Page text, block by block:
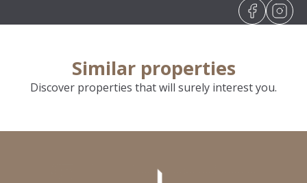
Similar properties
Discover properties that will surely interest you.